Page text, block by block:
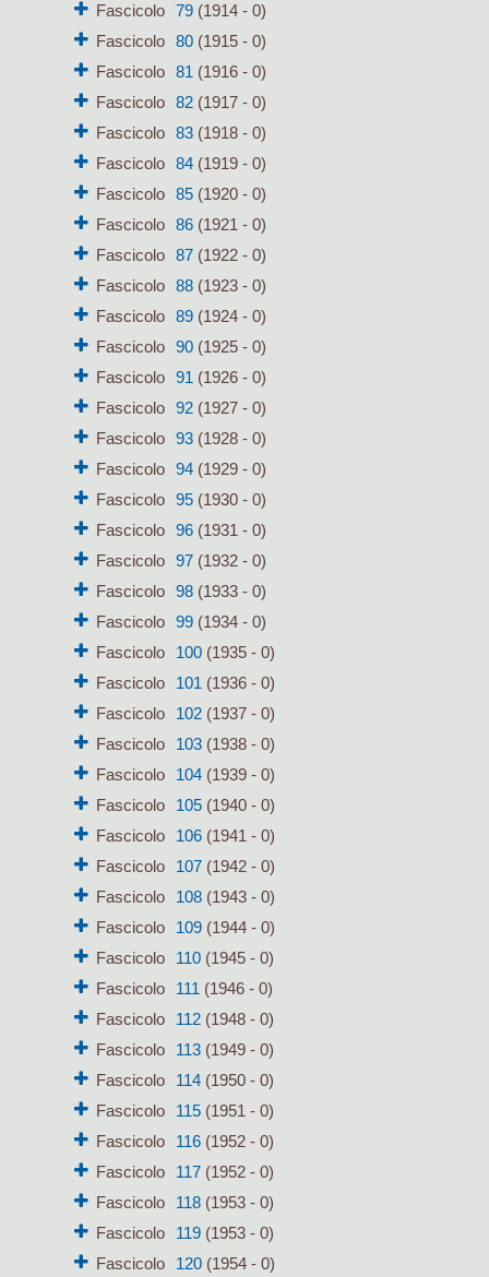
Fascicolo
79(1914 - 0)
Fascicolo
80(1915 - 0)
Fascicolo
81 (1916 - 0)
Fascicolo
82(1917 - 0)
Fascicolo
83(1918 - 0)
Fascicolo
84(1919 - 0)
Fascicolo
85(1920 - 0)
Fascicolo
86(1921 - 0)
Fascicolo
87(1922 - 0)
Fascicolo
88(1923 - 0)
Fascicolo
89(1924 - 0)
Fascicolo
90(1925 - 0)
Fascicolo
91 (1926 - 0)
Fascicolo
92(1927 - 0)
Fascicolo
93(1928 - 0)
Fascicolo
94(1929 - 0)
Fascicolo
95(1930 - 0)
Fascicolo
96(1931 - 0)
Fascicolo
97(1932 - 0)
Fascicolo
98(1933 - 0)
Fascicolo
99(1934 - 0)
Fascicolo
100(1935 - 0)
Fascicolo
101 (1936 - 0)
Fascicolo
102(1937 - 0)
Fascicolo
103(1938 - 0)
Fascicolo
104(1939 - 0)
Fascicolo
105(1940 - 0)
Fascicolo
106(1941 - 0)
Fascicolo
107(1942 - 0)
Fascicolo
108(1943 - 0)
Fascicolo
109(1944 - 0)
Fascicolo
110(1945 - 0)
Fascicolo
111 (1946 - 0)
Fascicolo
112(1948 - 0)
Fascicolo
113(1949 - 0)
Fascicolo
114(1950 - 0)
Fascicolo
115(1951 - 0)
Fascicolo
116(1952 - 0)
Fascicolo
117(1952 - 0)
Fascicolo
118(1953 - 0)
Fascicolo
119(1953 - 0)
Fascicolo
120(1954 - 0)